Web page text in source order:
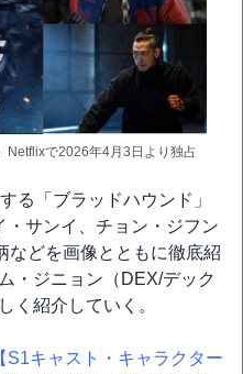
Netflixで2026年4月3日より独占
る「ブラッドハウンド」
・サンイ、チョン・ジフン
などを画像とともに徹底紹
・ジニョン（DEX/デック
く紹介していく。
【S1キャスト・キャラクター